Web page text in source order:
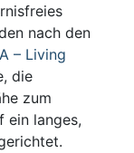
nach den
– Living
die
zum
ein langes,